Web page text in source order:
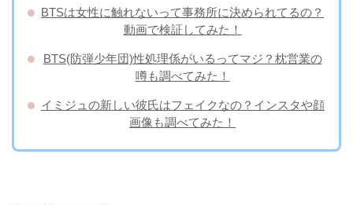
BTSは女性に触れないって事務所に決められてるの？
動画で検証してみた！
BTS(防弾少年団)性処理係がいるってマジ？枕営業の
噂も調べてみた！
イミジュの新しい彼氏はフェイクなの？インスタや顔
画像も調べてみた！